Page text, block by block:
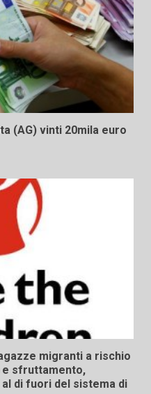
(AG) vinti 20mila euro
migranti a rischio
e sfruttamento,
di fuori del sistema di